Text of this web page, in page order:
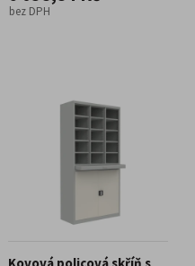
bez DPH